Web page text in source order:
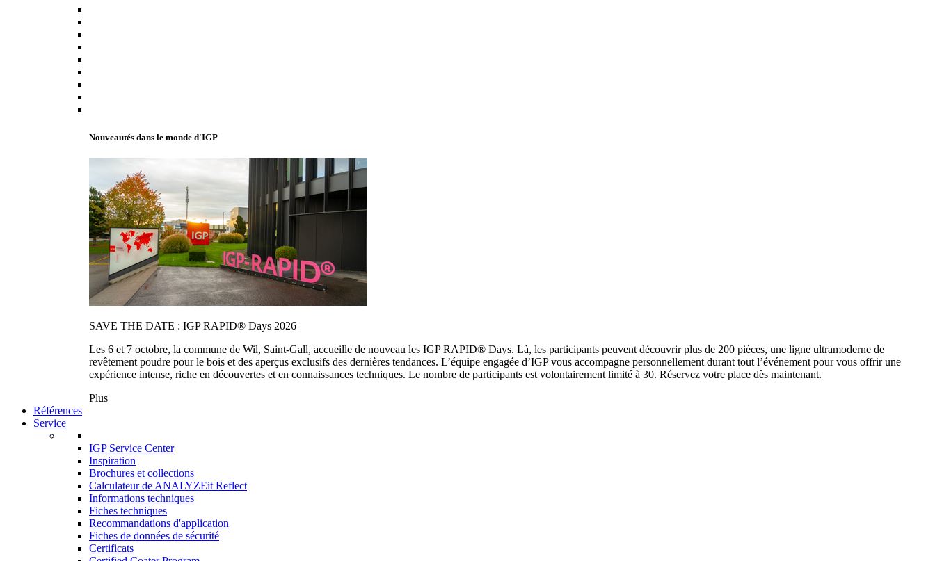
Nouveautés dans le monde d'IGP
SAVE THE DATE : IGP RAPID® Days 2026
Les 6 et 7 octobre, la commune de Wil, Saint-Gall, accueille de nouveau les IGP RAPID® Days. Là, les participants peuvent découvrir plus de 200 pièces, une ligne ultramoderne de
revêtement poudre pour le bois et des aperçus exclusifs des dernières tendances. L’équipe engagée d’IGP vous accompagne personnellement durant tout l’événement pour vous offrir une
expérience intense, riche en découvertes et en connaissances techniques. Le nombre de participants est volontairement limité à 30. Réservez votre place dès maintenant.
Plus
Références
Service
IGP Service Center
Inspiration
Brochures et collections
Calculateur de ANALYZEit Reflect
Informations techniques
Fiches techniques
Recommandations d'application
Fiches de données de sécurité
Certificats